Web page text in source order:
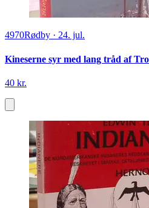
4970Rødby · 24. jul.
Kineserne syr med lang tråd af
40 kr.